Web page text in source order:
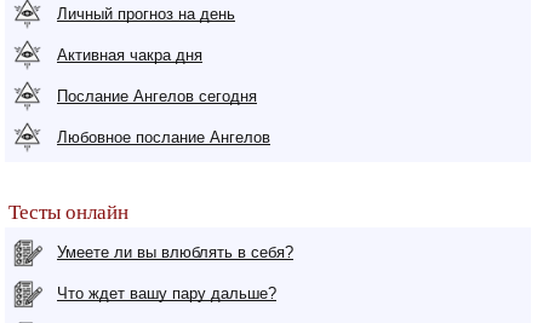
Личный прогноз на день
Активная чакра дня
Послание Ангелов сегодня
Любовное послание Ангелов
Тесты онлайн
Умеете ли вы влюблять в себя?
Что ждет вашу пару дальше?